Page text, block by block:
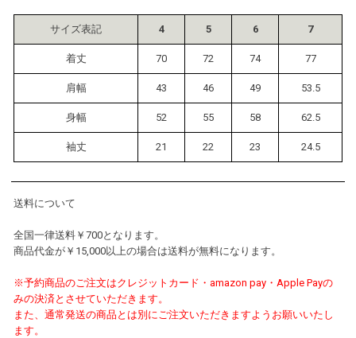
サイズ表記 4 5 6 7
着丈 70 72 74 77
肩幅 43 46 49 53.5
身幅 52 55 58 62.5
袖丈 21 22 23 24.5
送料について
全国一律送料￥700となります。
商品代金が￥15,000以上の場合は送料が無料になります。
※予約商品のご注文はクレジットカード・amazon pay・Apple Payの
みの決済とさせていただきます。
また、通常発送の商品とは別にご注文いただきますようお願いいたし
ます。